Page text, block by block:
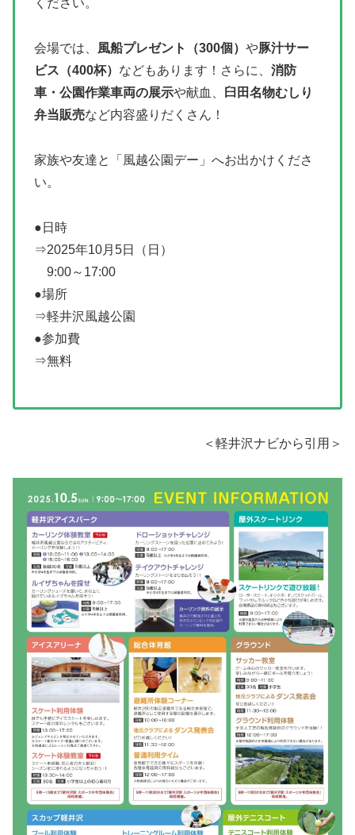
ください。
会場では、 風船プレゼント（300個） や豚汁サー
ビス（400杯） などもあります！さらに、 消防
車・公園作業車両の展示や献血、
臼田名物むしり
弁当販売など内容盛りだくさん！
家族や友達と「風越公園デー」へお出かけくださ
い。
●日時
⇒2025年10月5日（日）
9:00～17:00
●場所
⇒軽井沢風越公園
●参加費
⇒無料
＜軽井沢ナビから引用＞